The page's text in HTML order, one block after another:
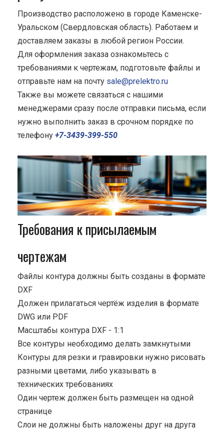
Производство расположено в городе Каменске-
Уральском (Свердловская область). Работаем и
доставляем заказы в любой регион России.
Для оформления заказа ознакомьтесь с
требованиями к чертежам, подготовьте файлы и
отправьте нам на почту sale@prelektro.ru
Также вы можете связаться с нашими
менеджерами сразу после отправки письма, если
нужно выполнить заказ в срочном порядке по
телефону +7-3439-399-550
Требования к присылаемым
чертежам
Файлы контура должны быть созданы в формате
DXF
Должен прилагаться чертёж изделия в формате
DWG или PDF
Масштабы контура DXF - 1:1
Все контуры необходимо делать замкнутыми
Контуры для резки и гравировки нужно рисовать
разными цветами, либо указывать в
технических требованиях
Один чертеж должен быть размещен на одной
странице
Cлои не должны быть наложены друг на друга